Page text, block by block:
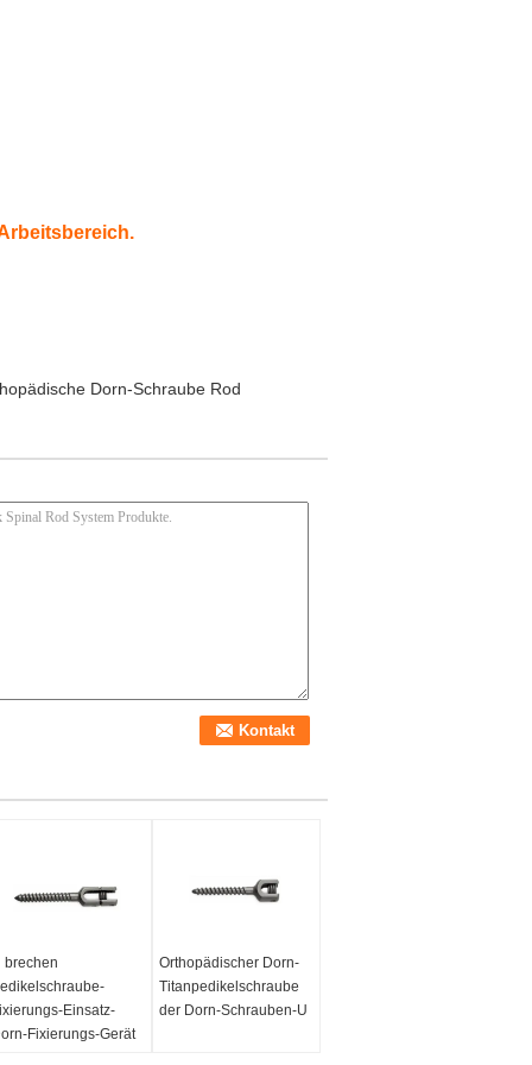
Dorn-Schraube Rod
brechen
Einsatz-
Fixierungs-Gerät
Orthopädischer Dorn-
Titanpedikelschraube
der Dorn-Schrauben-U